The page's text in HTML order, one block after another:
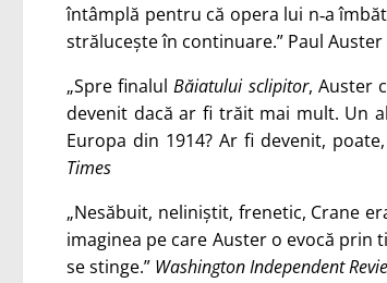
întâmplă pentru că opera lui n‑a
strălucește în continuare.” Paul Auster
„Spre finalulBăiatului sclipitor, Auster
devenit dacă ar fi trăit mai mult. Un
Europa din 1914? Ar fi devenit,
Times
„Nesăbuit, neliniștit, frenetic, Crane
imaginea pe care Auster o evocă
se stinge.” Washington Independent